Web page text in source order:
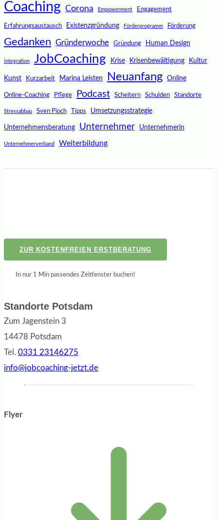
Coaching Corona Empowerment Engagement
Erfahrungsaustausch Existenzgründung Förderprogramm Förderung
Gedanken Gründerwoche Gründung Human Design
integration JobCoaching Krise Krisenbewältigung Kultur
Kunst Kurzarbeit Marina Leisten Neuanfang Online
Online-Coaching Pflege Podcast Scheitern Schulden Standorte
Stressabbau Sven Pioch Tipps Umsetzungsstrategie
Unternehmensberatung Unternehmer Unternehmerin
Unternehmerverband Weiterbildung
ZUR KOSTENFREIEN ERSTBERATUNG
In nur 1 Min passendes Zeitfenster buchen!
Standorte Potsdam
Zum Jagenstein 3
14478 Potsdam
Tel. 0331 23146275
info@jobcoaching-jetzt.de
Flyer